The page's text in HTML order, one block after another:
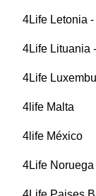
4Life Letonia -
4Life Lituania
4Life
4life Malta
4life México
4Life